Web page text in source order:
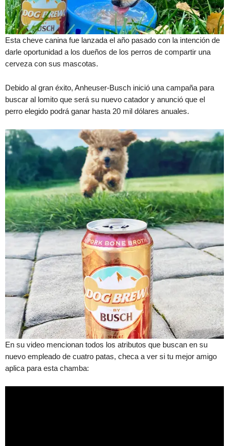
Esta cheve canina fue lanzada el año pasado con la intención de
darle oportunidad a los dueños de los perros de compartir una
cerveza con sus mascotas.
Debido al gran éxito, Anheuser-Busch inició una campaña para
buscar al lomito que será su nuevo catador y anunció que el
perro elegido podrá ganar hasta 20 mil dólares anuales.
En su video mencionan todos los atributos que buscan en su
nuevo empleado de cuatro patas, checa a ver si tu mejor amigo
aplica para esta chamba: